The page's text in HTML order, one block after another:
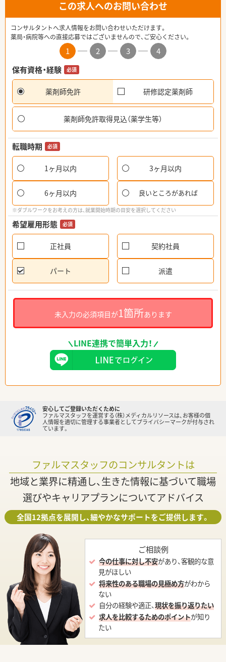
この求人へのお問い合わせ
コンサルタントへ求人情報をお問い合わせいただけます。
薬局・病院等への直接応募ではございませんので、ご安心ください。
1 2 3
4
保有資格・経験
必須
薬剤師免許 研修認定薬剤師
薬剤師免許取得見込（薬学生等）
転職時期 必須
1ヶ月以内 3ヶ月以内
6ヶ月以内 良いところがあれば
※ダブルワークをお考えの方は、就業開始時期の目安を選択してください
希望雇用形態 必須
正社員 契約社員
パート 派遣
未入力の必須項目が1箇所あります
LINE連携で簡単入力！
安心してご登録いただくために
ファルマスタッフを運営する（株）メディカルリソースは、お客様の個
人情報を適切に管理する事業者としてプライバシーマークが付与され
ています。
ファルマスタッフのコンサルタントは
地域と業界に精通し、生きた情報に基づいて職場
選びやキャリアプランについてアドバイス
全国12拠点を展開し、細やかなサポートをご提供します。
ご相談例
今の仕事に対し不安があり、客観的な意
見がほしい
将来性のある職場の見極め方がわから
ない
自分の経験や適正、現状を振り返りたい
求人を比較するためのポイントが知り
たい